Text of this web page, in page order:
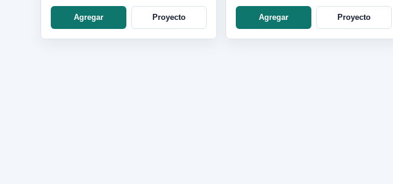
Agregar Proyecto Agregar Proyecto